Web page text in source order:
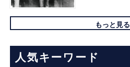
もっと見る
人気キーワード